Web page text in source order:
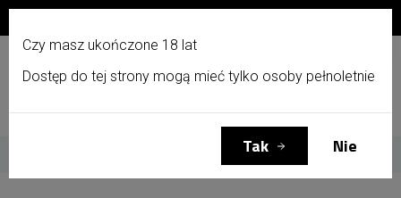
Menu Zaloguj się Koszyk (0)
Czy masz ukończone 18 lat
Dostęp do tej strony mogą mieć tylko osoby pełnoletnie
Tak Nie